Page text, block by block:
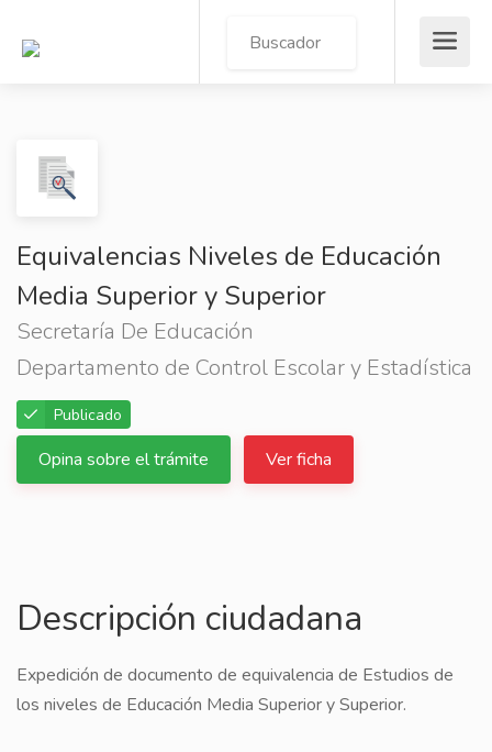
Equivalencias Niveles de Educación
Media Superior y Superior
Secretaría De Educación
Departamento de Control Escolar y Estadística
Publicado
Opina sobre el trámite Ver ficha
Descripción ciudadana
Expedición de documento de equivalencia de Estudios de
los niveles de Educación Media Superior y Superior.